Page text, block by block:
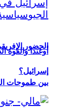
الحضور
بين طموحات
أوغندا
إسرائيل؟